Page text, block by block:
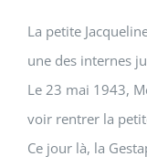
La petite
une des internes
Le 23 mai 1943,
voir rentrer la
Ce jour là, la